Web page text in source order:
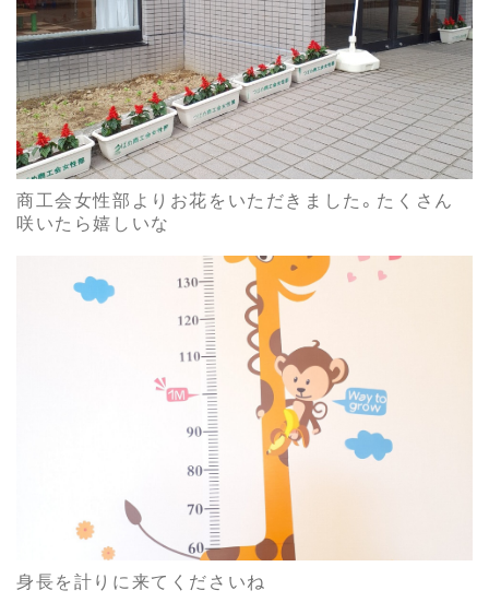
商工会女性部よりお花をいただきました。たくさん
咲いたら嬉しいな
身長を計りに来てくださいね